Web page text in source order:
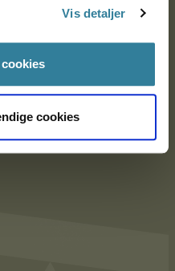
Vis detaljer
cookies